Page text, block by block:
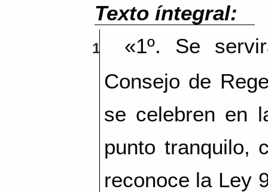
Texto íntegral:
1
«1º. Se
Consejo de
se celebren en
punto tranquilo,
reconoce la Ley